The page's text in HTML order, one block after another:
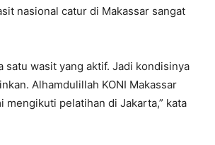
nasional catur di Makassar sangat
satu wasit yang aktif. Jadi kondisinya
Alhamdulillah KONI Makassar
mengikuti pelatihan di Jakarta,” kata